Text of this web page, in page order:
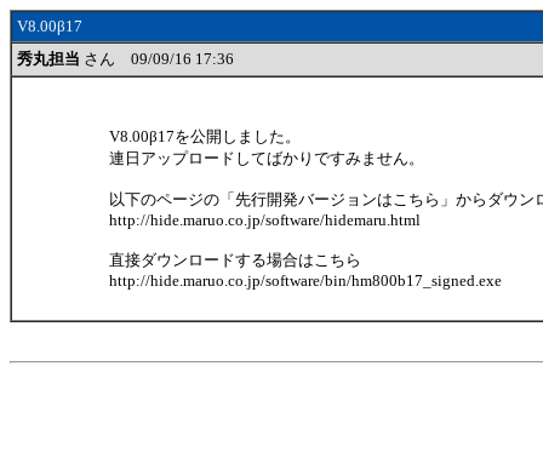
V8.00β17
秀丸担当 さん 09/09/16 17:36
V8.00β17を公開しました。
連日アップロードしてばかりですみません。
以下のページの「先行開発バージョンはこちら」からダウン
http://hide.maruo.co.jp/software/hidemaru.html
直接ダウンロードする場合はこちら
http://hide.maruo.co.jp/software/bin/hm800b17_signed.exe